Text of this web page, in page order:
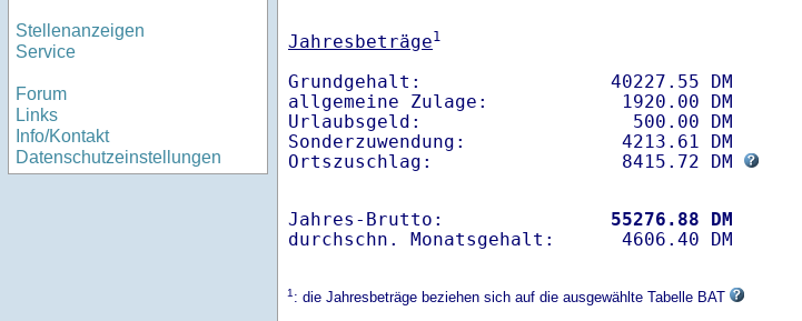
Stellenanzeigen
Service
Forum
Links
Info/Kontakt
Datenschutzeinstellungen
Jahresbeträge1
Grundgehalt:                 40227.55 DM
allgemeine Zulage:            1920.00 DM
Urlaubsgeld:                   500.00 DM
Sonderzuwendung:              4213.61 DM
Ortszuschlag:                 8415.72 DM
Jahres-Brutto: 55276.88 DM
1: die Jahresbeträge beziehen sich auf die ausgewählte Tabelle BAT